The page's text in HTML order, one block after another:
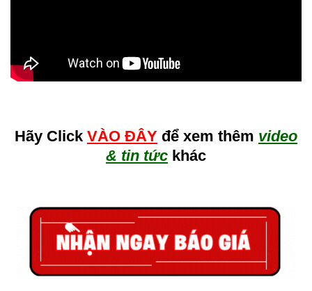
Hãy Click VÀO ĐÂY để xem thêm video
& tin tức khác